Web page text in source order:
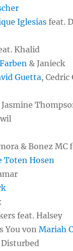
Iglesiasfeat.
Khalid
& Janieck
Guetta,
& Bonez MC
Toten Hosen
feat. Halsey
You vonMariah
Disturbed